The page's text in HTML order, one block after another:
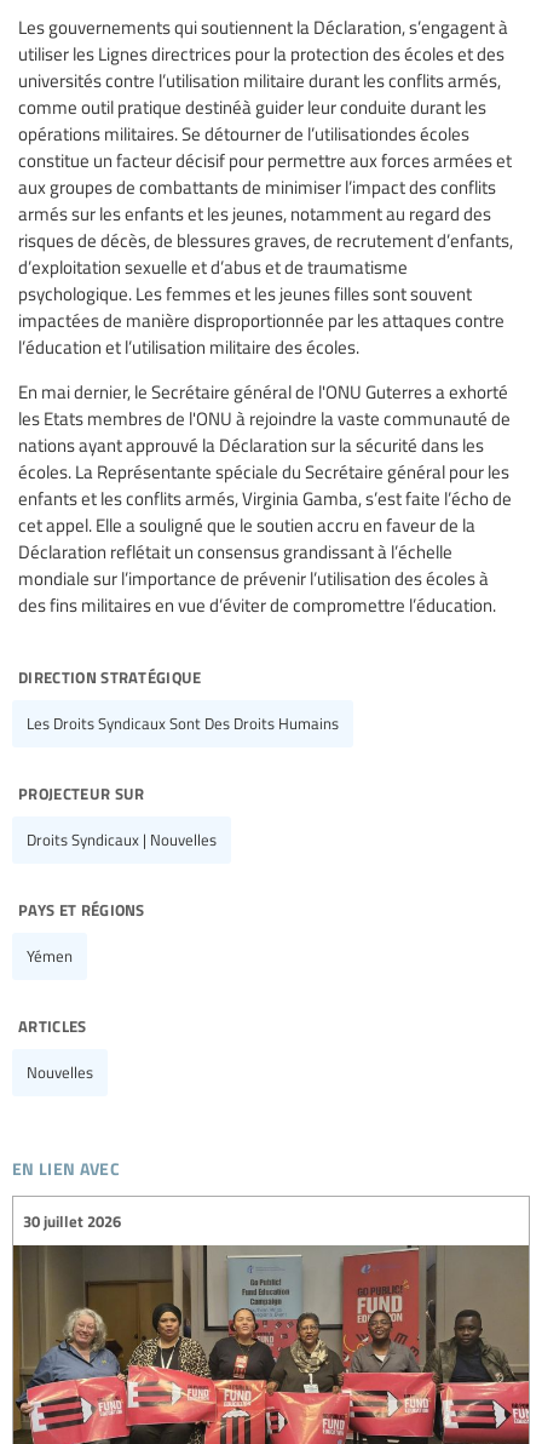
Les gouvernements qui soutiennent la Déclaration, s’engagent à
utiliser les Lignes directrices pour la protection des écoles et des
universités contre l’utilisation militaire durant les conflits armés,
comme outil pratique destinéà guider leur conduite durant les
opérations militaires. Se détourner de l’utilisationdes écoles
constitue un facteur décisif pour permettre aux forces armées et
aux groupes de combattants de minimiser l’impact des conflits
armés sur les enfants et les jeunes, notamment au regard des
risques de décès, de blessures graves, de recrutement d’enfants,
d’exploitation sexuelle et d’abus et de traumatisme
psychologique. Les femmes et les jeunes filles sont souvent
impactées de manière disproportionnée par les attaques contre
l’éducation et l’utilisation militaire des écoles.
En mai dernier, le Secrétaire général de l'ONU Guterres a exhorté
les Etats membres de l'ONU à rejoindre la vaste communauté de
nations ayant approuvé la Déclaration sur la sécurité dans les
écoles. La Représentante spéciale du Secrétaire général pour les
enfants et les conflits armés, Virginia Gamba, s’est faite l’écho de
cet appel. Elle a souligné que le soutien accru en faveur de la
Déclaration reflétait un consensus grandissant à l’échelle
mondiale sur l’importance de prévenir l’utilisation des écoles à
des fins militaires en vue d’éviter de compromettre l’éducation.
direction stratégique
Les Droits Syndicaux Sont Des Droits Humains
projecteur sur
Droits Syndicaux | Nouvelles
pays et régions
Yémen
articles
Nouvelles
en lien avec
30 juillet 2026